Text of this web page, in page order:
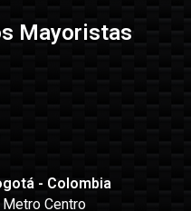
Mayoristas
- Colombia
Centro